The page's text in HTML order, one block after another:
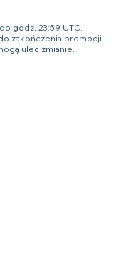
godz. 23:59 UTC.
zakończenia promocji
ulec zmianie.